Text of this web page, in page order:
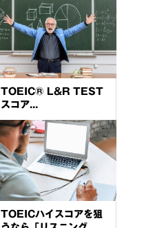
TOEIC® L&R TEST
スコア...
TOEICハイスコアを狙